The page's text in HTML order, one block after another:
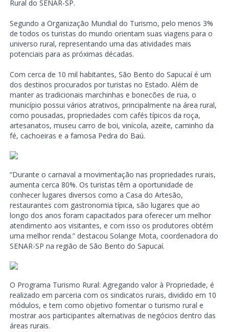
Rural do SENAR-SP.
Segundo a Organização Mundial do Turismo, pelo menos 3%
de todos os turistas do mundo orientam suas viagens para o
universo rural, representando uma das atividades mais
potenciais para as próximas décadas.
Com cerca de 10 mil habitantes, São Bento do Sapucaí é um
dos destinos procurados por turistas no Estado. Além de
manter as tradicionais marchinhas e bonecões de rua, o
município possui vários atrativos, principalmente na área rural,
como pousadas, propriedades com cafés típicos da roça,
artesanatos, museu carro de boi, vinícola, azeite, caminho da
fé, cachoeiras e a famosa Pedra do Baú.
“Durante o carnaval a movimentação nas propriedades rurais,
aumenta cerca 80%. Os turistas têm a oportunidade de
conhecer lugares diversos como a Casa do Artesão,
restaurantes com gastronomia típica, são lugares que ao
longo dos anos foram capacitados para oferecer um melhor
atendimento aos visitantes, e com isso os produtores obtém
uma melhor renda.” destacou Solange Mota, coordenadora do
SENAR-SP na região de São Bento do Sapucaí.
O Programa Turismo Rural: Agregando valor à Propriedade, é
realizado em parceria com os sindicatos rurais, dividido em 10
módulos, e tem como objetivo fomentar o turismo rural e
mostrar aos participantes alternativas de negócios dentro das
áreas rurais.